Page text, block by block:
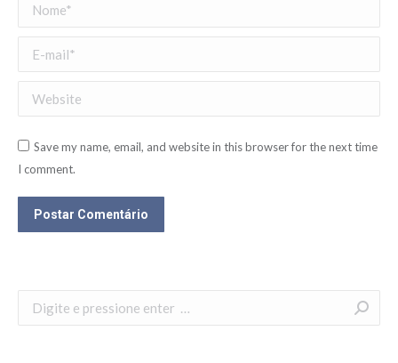
E-mail *
Website
Save my name, email, and website in this browser for the next time
I comment.
Postar Comentário